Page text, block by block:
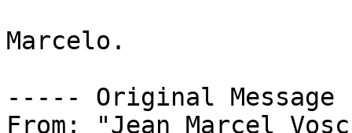
Marcelo.
----- Original
From: "Jean Marcel